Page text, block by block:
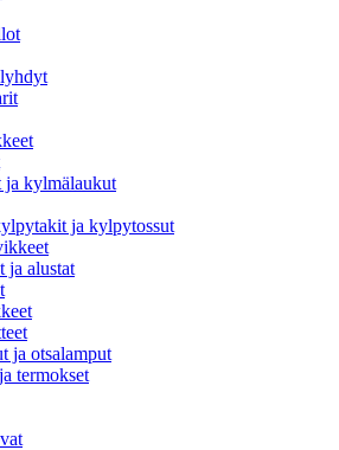
kylmälaukut
ja kylpytossut
ja alustat
ja otsalamput
termokset